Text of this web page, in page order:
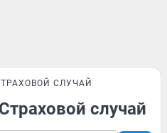
СЛУЧАЙ
случай